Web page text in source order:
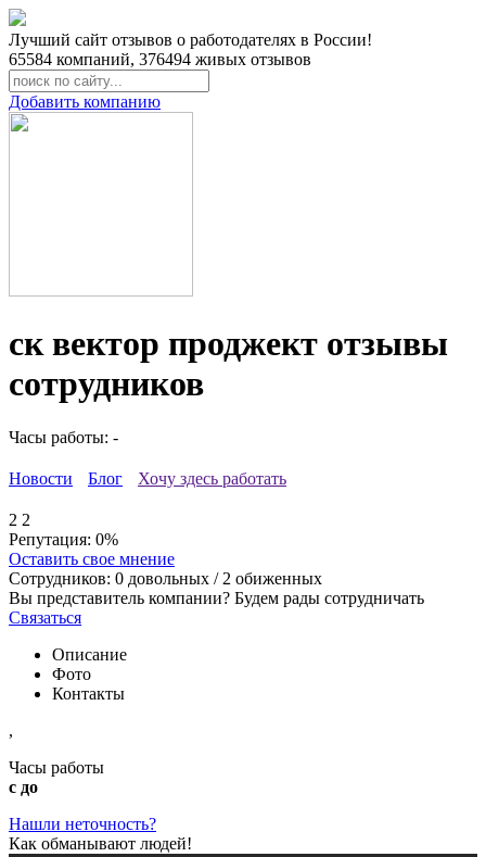
Лучший сайт отзывов о работодателях в России!
65584 компаний, 376494 живых отзывов
Добавить компанию
ск вектор проджект отзывы
сотрудников
Часы работы: -
Новости Блог Хочу здесь работать
2 2
Репутация: 0%
Оставить свое мнение
Сотрудников: 0 довольных / 2 обиженных
Вы представитель компании? Будем рады сотрудничать
Связаться
Описание
Фото
Контакты
,
Часы работы
с до
Нашли неточность?
Как обманывают людей!